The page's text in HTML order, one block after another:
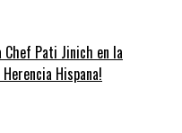
Chef Pati Jinich en la
Hispana!